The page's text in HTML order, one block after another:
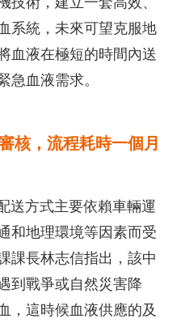
系統，未來可望克服地
血液在極短的時間內送
急血液需求。
核，流程耗時一個月
方式主要依賴車輛運
和地理環境等因素而受
課長林志信指出，該中
到戰爭或自然災害降
，這時候血液供應的及